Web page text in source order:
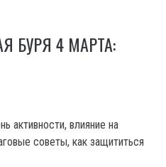
БУРЯ 4 МАРТА:
активности, влияние на
советы, как защититься